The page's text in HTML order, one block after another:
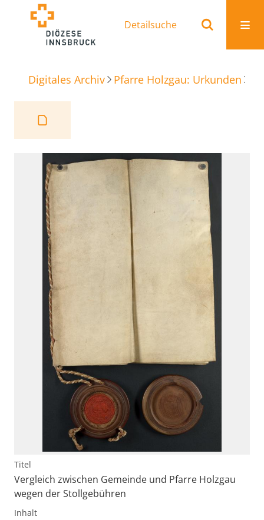
Detailsuche
Digitales Archiv Pfarre Holzgau: Urkunden
Titel
Vergleich zwischen Gemeinde und Pfarre Holzgau
wegen der Stollgebühren
Inhalt